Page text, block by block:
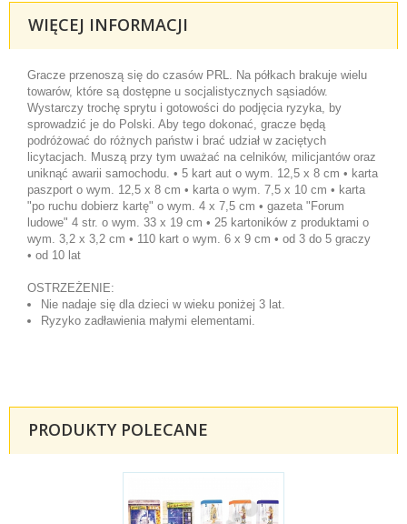
WIĘCEJ INFORMACJI
Gracze przenoszą się do czasów PRL. Na półkach brakuje wielu
towarów, które są dostępne u socjalistycznych sąsiadów.
Wystarczy trochę sprytu i gotowości do podjęcia ryzyka, by
sprowadzić je do Polski. Aby tego dokonać, gracze będą
podróżować do różnych państw i brać udział w zaciętych
licytacjach. Muszą przy tym uważać na celników, milicjantów oraz
uniknąć awarii samochodu. • 5 kart aut o wym. 12,5 x 8 cm • karta
paszport o wym. 12,5 x 8 cm • karta o wym. 7,5 x 10 cm • karta
"po ruchu dobierz kartę" o wym. 4 x 7,5 cm • gazeta "Forum
ludowe" 4 str. o wym. 33 x 19 cm • 25 kartoników z produktami o
wym. 3,2 x 3,2 cm • 110 kart o wym. 6 x 9 cm • od 3 do 5 graczy
• od 10 lat
OSTRZEŻENIE:
Nie nadaje się dla dzieci w wieku poniżej 3 lat.
Ryzyko zadławienia małymi elementami.
PRODUKTY POLECANE